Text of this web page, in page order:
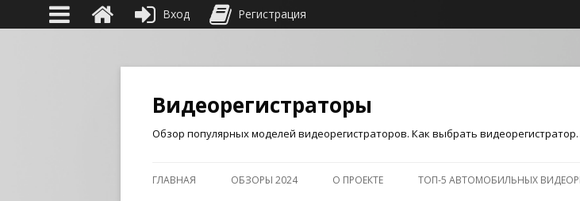
Видеорегистраторы
Обзор популярных моделей видеорегистраторов. Как выбрать
ГЛАВНАЯ ОБЗОРЫ 2024 О ПРОЕКТЕ ТОП-5 АВТОМОБИЛЬНЫХ
Вход Регистрация